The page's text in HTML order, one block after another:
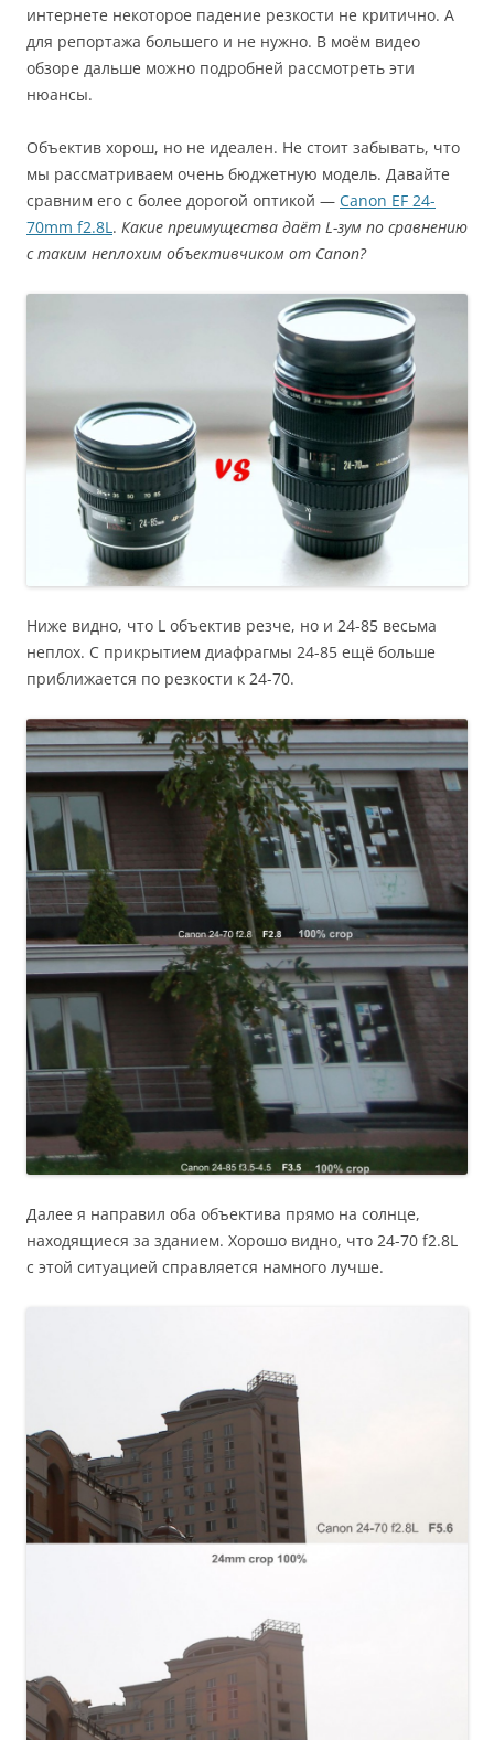
интернете некоторое падение резкости не критично. А
для репортажа большего и не нужно. В моём видео
обзоре дальше можно подробней рассмотреть эти
нюансы.
Объектив хорош, но не идеален. Не стоит забывать, что
мы рассматриваем очень бюджетную модель. Давайте
сравним его с более дорогой оптикой — Canon EF 24-
70mm f2.8L. Какие преимущества даёт L-зум по сравнению
с таким неплохим объективчиком от Canon?
Ниже видно, что L объектив резче, но и 24-85 весьма
неплох. С прикрытием диафрагмы 24-85 ещё больше
приближается по резкости к 24-70.
Далее я направил оба объектива прямо на солнце,
находящиеся за зданием. Хорошо видно, что 24-70 f2.8L
с этой ситуацией справляется намного лучше.